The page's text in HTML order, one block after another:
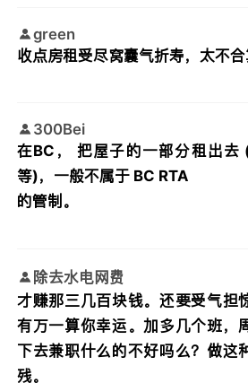
green
收点房租受尽窝囊气折寿，太不合
300Bei
在BC， 把屋子的一部分租出去
等)，一般不属于 BC RTA
的管制。
除去水电网费
才赚那三几百块钱。还要受气担
有万一算你幸运。加多几个班，
下去兼职什么的不好吗么？做这
残。